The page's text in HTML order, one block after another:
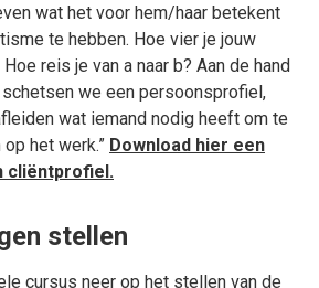
wat het voor hem/haar betekent
te hebben. Hoe vier je jouw
reis je van a naar b? Aan de hand
we een persoonsprofiel,
wat iemand nodig heeft om te
het werk.” Download hier een
cliëntprofiel.
stellen
cursus neer op het stellen van de